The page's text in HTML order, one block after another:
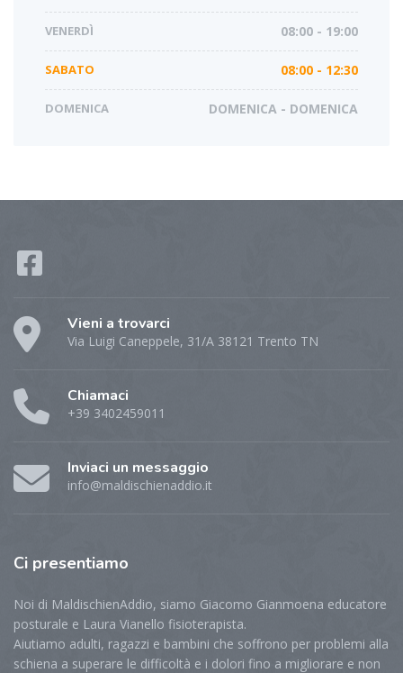
VENERDÌ 08:00 - 19:00
SABATO 08:00 - 12:30
DOMENICA DOMENICA - DOMENICA
Vieni a trovarci
Via Luigi Caneppele, 31/A 38121 Trento TN
Chiamaci
+39 3402459011
Inviaci un messaggio
info@maldischienaddio.it
Ci presentiamo
Noi di MaldischienAddio, siamo Giacomo Gianmoena educatore
posturale e Laura Vianello fisioterapista.
Aiutiamo adulti, ragazzi e bambini che soffrono per problemi alla
schiena a superare le difficoltà e i dolori fino a migliorare e non